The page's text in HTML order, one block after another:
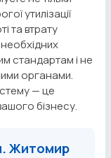
утилізації
та втрату
стандартам і не
органами.
— це
бізнесу.
Житомир